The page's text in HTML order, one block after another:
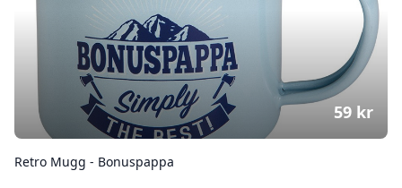
Retro Mugg - Bonuspappa
59 kr